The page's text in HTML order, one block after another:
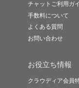
チャットご利用ガ
手数料について
よくある質問
お問い合わせ
お役立ち情報
クラウディア会員